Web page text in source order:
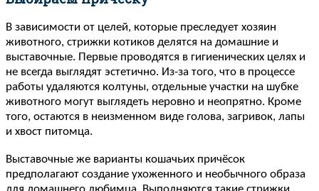
В зависимости от целей, которые преследует хозяин
животного, стрижки котиков делятся на домашние и
выставочные. Первые проводятся в гигиенических целях и
не всегда выглядят эстетично. Из-за того, что в процессе
работы удаляются колтуны, отдельные участки на шубке
животного могут выглядеть неровно и неопрятно. Кроме
того, остаются в неизменном виде голова, загривок, лапы
и хвост питомца.
Выставочные же варианты кошачьих причёсок
предполагают создание ухоженного и необычного образа